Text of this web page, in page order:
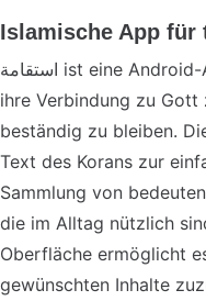
Islamische App für
استقامة ist eine Android-Anwendung, die Muslimen hilft,
ihre Verbindung zu
beständig zu bleiben.
Text des Korans zur
Sammlung von
die im Alltag nützlich
Oberfläche ermöglicht
gewünschten Inhalte